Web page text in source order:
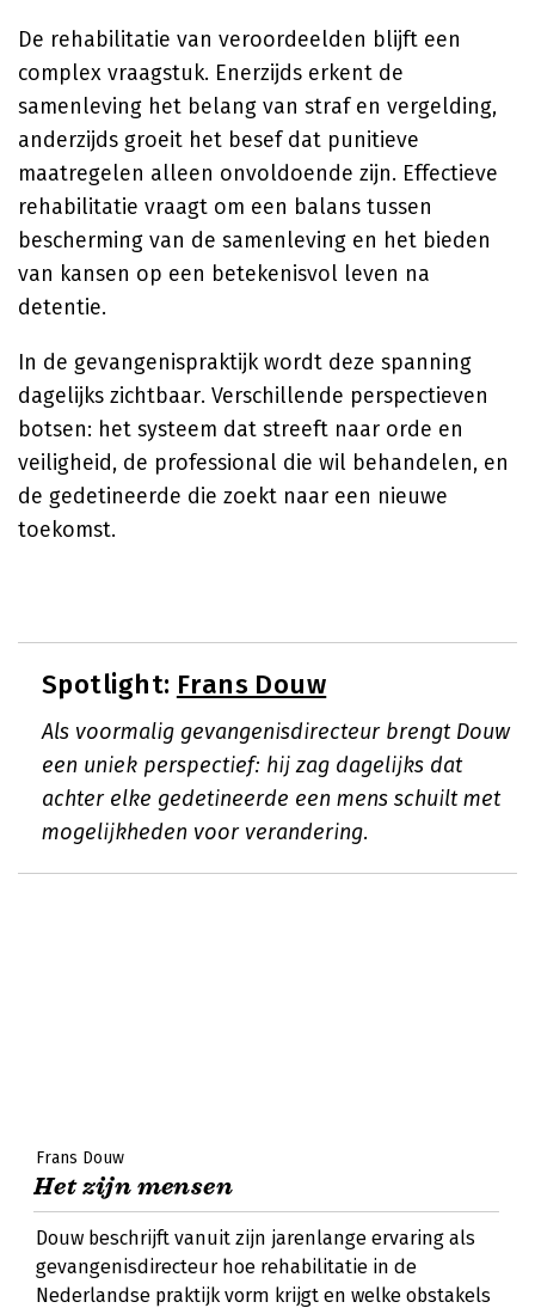
De rehabilitatie van veroordeelden blijft een
complex vraagstuk. Enerzijds erkent de
samenleving het belang van straf en vergelding,
anderzijds groeit het besef dat punitieve
maatregelen alleen onvoldoende zijn. Effectieve
rehabilitatie vraagt om een balans tussen
bescherming van de samenleving en het bieden
van kansen op een betekenisvol leven na
detentie.
In de gevangenispraktijk wordt deze spanning
dagelijks zichtbaar. Verschillende perspectieven
botsen: het systeem dat streeft naar orde en
veiligheid, de professional die wil behandelen, en
de gedetineerde die zoekt naar een nieuwe
toekomst.
Spotlight: Frans Douw
Als voormalig gevangenisdirecteur brengt Douw
een uniek perspectief: hij zag dagelijks dat
achter elke gedetineerde een mens schuilt met
mogelijkheden voor verandering.
Frans Douw
Het zijn mensen
Douw beschrijft vanuit zijn jarenlange ervaring als
gevangenisdirecteur hoe rehabilitatie in de
Nederlandse praktijk vorm krijgt en welke obstakels